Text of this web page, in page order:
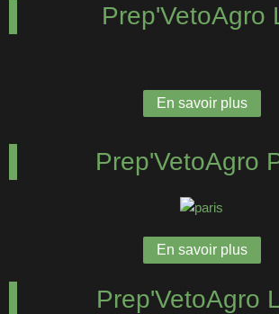
Prep'VetoAgro
En savoir plus
Prep'VetoAgro
En savoir plus
Prep'VetoAgro